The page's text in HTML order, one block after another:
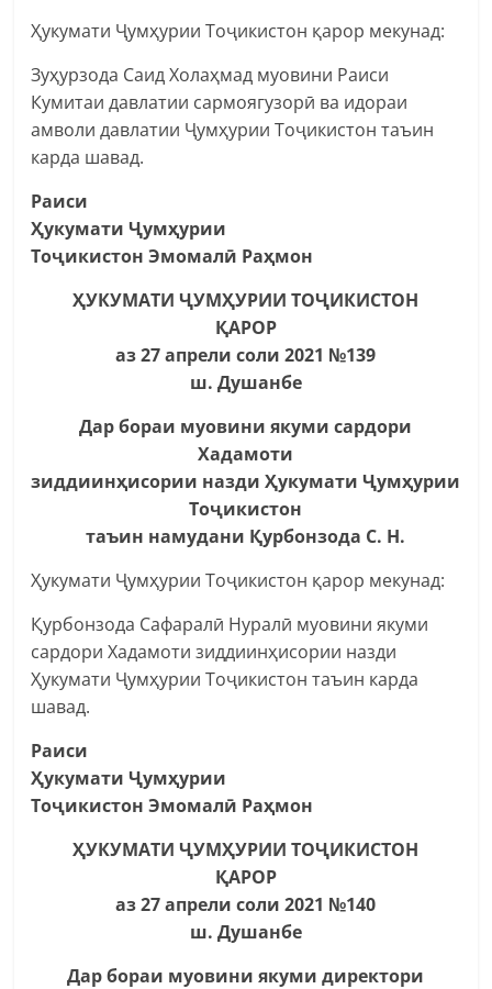
Ҳукумати Ҷумҳурии Тоҷикистон қарор мекунад:
Зуҳурзода Саид Холаҳмад муовини Раиси
Кумитаи давлатии сармоягузорӣ ва идораи
амволи давлатии Ҷумҳурии Тоҷикистон таъин
карда шавад.
Раиси
Ҳукумати Ҷумҳурии
Тоҷикистон Эмомалӣ Раҳмон
ҲУКУМАТИ ҶУМҲУРИИ ТОҶИКИСТОН
ҚАРОР
аз 27 апрели соли 2021 №139
ш. Душанбе
Дар бораи муовини якуми сардори
Хадамоти
зиддиинҳисории назди Ҳукумати Ҷумҳурии
Тоҷикистон
таъин намудани Қурбонзода С. Н.
Ҳукумати Ҷумҳурии Тоҷикистон қарор мекунад:
Қурбонзода Сафаралӣ Нуралӣ муовини якуми
сардори Хадамоти зиддиинҳисории назди
Ҳукумати Ҷумҳурии Тоҷикистон таъин карда
шавад.
Раиси
Ҳукумати Ҷумҳурии
Тоҷикистон Эмомалӣ Раҳмон
ҲУКУМАТИ ҶУМҲУРИИ ТОҶИКИСТОН
ҚАРОР
аз 27 апрели соли 2021 №140
ш. Душанбе
Дар бораи муовини якуми директори